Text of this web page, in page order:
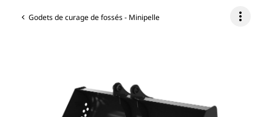
Godets de curage de fossés - Minipelle more_vert